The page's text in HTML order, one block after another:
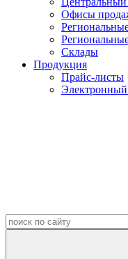
Офисы
Склады
Продукция
Прайс-листы
Электронный